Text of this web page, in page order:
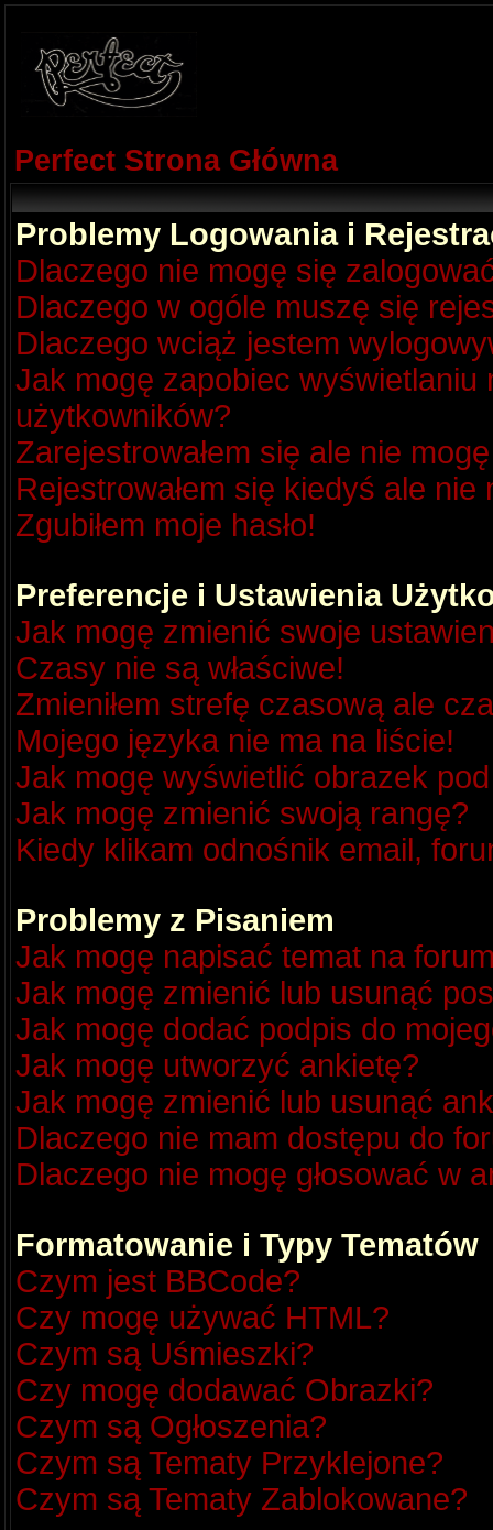
Perfect Strona Główna
Problemy Logowania i
Dlaczego nie mogę się
Dlaczego w ogóle muszę się
Dlaczego wciąż jestem
Jak mogę zapobiec
użytkowników?
Zarejestrowałem się ale nie
Rejestrowałem się kiedyś ale
Zgubiłem moje hasło!
Preferencje i Ustawienia
Jak mogę zmienić swoje
Czasy nie są właściwe!
Zmieniłem strefę czasową ale
Mojego języka nie ma na liście!
Jak mogę wyświetlić obrazek
Jak mogę zmienić swoją rangę?
Kiedy klikam odnośnik email,
Problemy z Pisaniem
Jak mogę napisać temat na
Jak mogę zmienić lub usunąć
Jak mogę dodać podpis do
Jak mogę utworzyć ankietę?
Jak mogę zmienić lub usunąć
Dlaczego nie mam dostępu do
Dlaczego nie mogę głosować w
Formatowanie i Typy Tematów
Czym jest BBCode?
Czy mogę używać HTML?
Czym są Uśmieszki?
Czy mogę dodawać Obrazki?
Czym są Ogłoszenia?
Czym są Tematy Przyklejone?
Czym są Tematy Zablokowane?